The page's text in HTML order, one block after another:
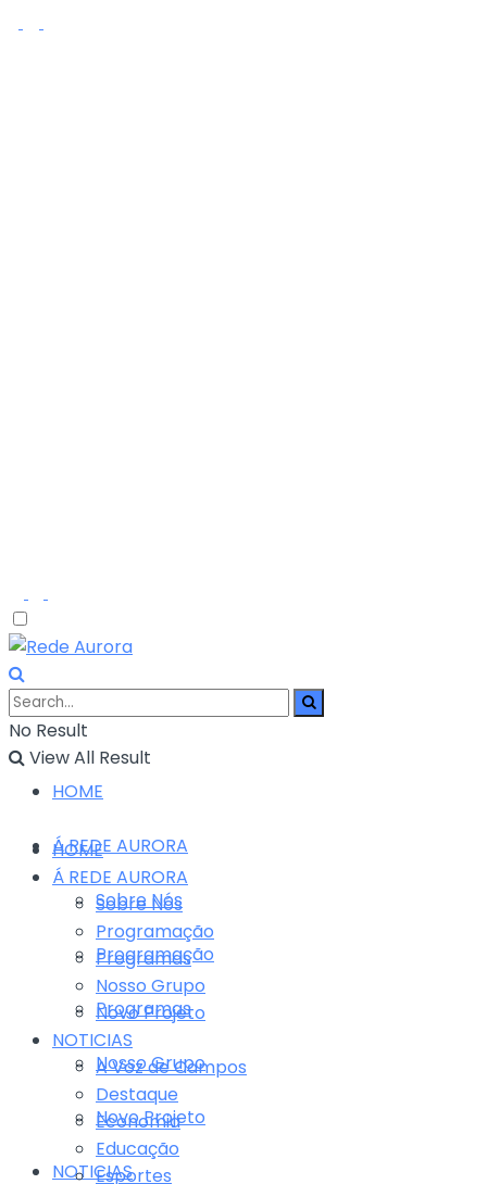
No Result
View All Result
HOME
Á REDE AURORA
Sobre Nós
Programação
Programas
Nosso Grupo
Novo Projeto
NOTICIAS
HOME
Á REDE AURORA
Sobre Nós
Programação
Programas
Nosso Grupo
Novo Projeto
NOTICIAS
A Voz de Campos
Destaque
Economia
Educação
Esportes